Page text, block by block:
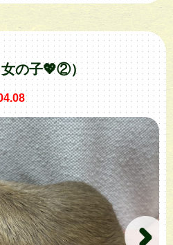
の子💖②）